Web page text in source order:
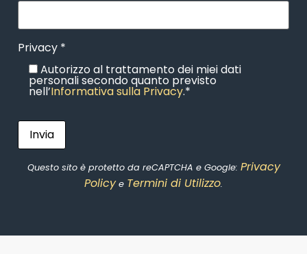
Privacy *
Autorizzo al trattamento dei miei dati
personali secondo quanto previsto
nell’Informativa sulla Privacy.*
Questo sito è protetto da reCAPTCHA e Google: Privacy
Policye Termini di Utilizzo.